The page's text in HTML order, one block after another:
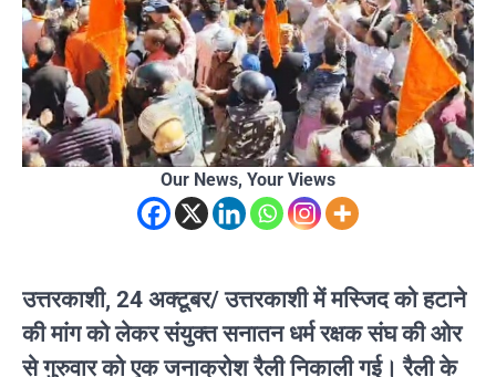
Our News, Your Views
उत्तरकाशी, 24 अक्टूबर/ उत्तरकाशी में मस्जिद को हटाने
की मांग को लेकर संयुक्त सनातन धर्म रक्षक संघ की ओर
से गुरुवार को एक जनाक्रोश रैली निकाली गई। रैली के